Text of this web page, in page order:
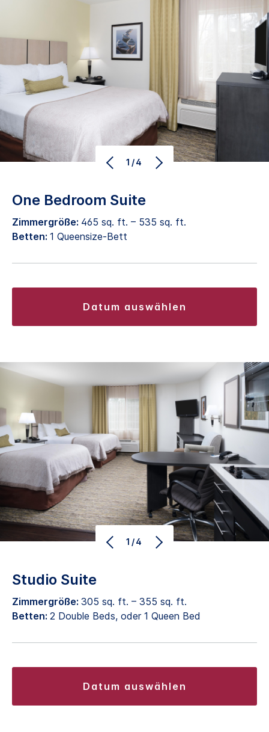
1/4
One Bedroom Suite
Zimmergröße: 465 sq. ft. – 535 sq. ft.
Betten: 1 Queensize-Bett
datum auswählen
1/4
Studio Suite
Zimmergröße: 305 sq. ft. – 355 sq. ft.
Betten: 2 Double Beds, oder 1 Queen Bed
datum auswählen